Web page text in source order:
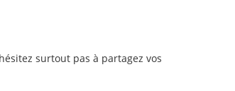
surtout pas à partagez vos